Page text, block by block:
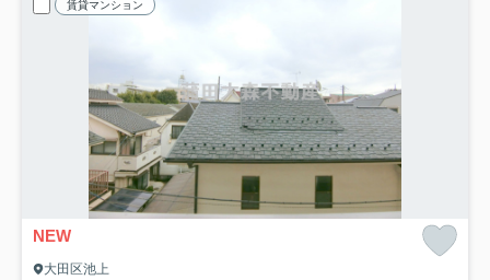
賃貸マンション
NEW
大田区池上